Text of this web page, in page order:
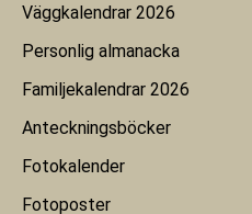
Väggkalendrar 2026
Personlig almanacka
Familjekalendrar 2026
Anteckningsböcker
Fotokalender
Fotoposter